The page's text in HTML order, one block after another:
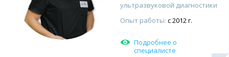
ультразвуковой диагностики
Опыт работы: с 2012 г.
Подробнее о
специалисте